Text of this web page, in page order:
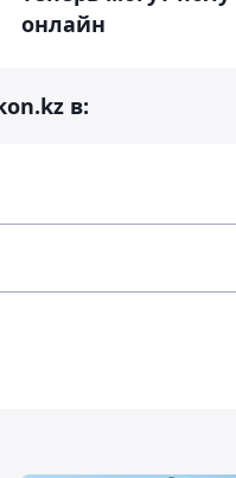
онлайн
в: